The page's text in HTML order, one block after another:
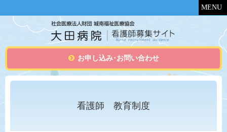
MENU
お申し込み･お問い合わせ
看護師 教育制度